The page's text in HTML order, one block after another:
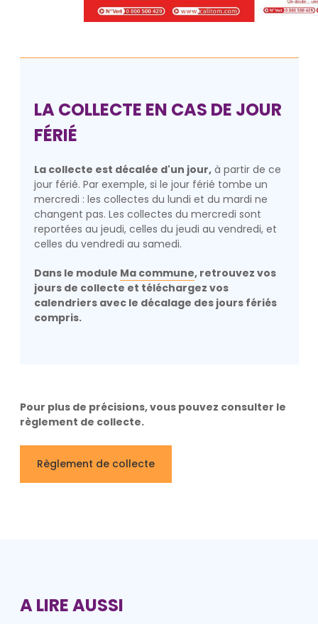
LA COLLECTE EN CAS DE JOUR
FÉRIÉ
La collecte est décalée d'un jour,à partir de ce
jour férié. Par exemple, si le jour férié tombe un
mercredi : les collectes du lundi et du mardi ne
changent pas. Les collectes du mercredi sont
reportées au jeudi, celles du jeudi au vendredi, et
celles du vendredi au samedi.
Dans le module Ma commune, retrouvez vos
jours de collecte et téléchargez vos
calendriers avec le décalage des jours fériés
compris.
Pour plus de précisions, vous pouvez consulter le
règlement de collecte.
Règlement de collecte
A LIRE AUSSI